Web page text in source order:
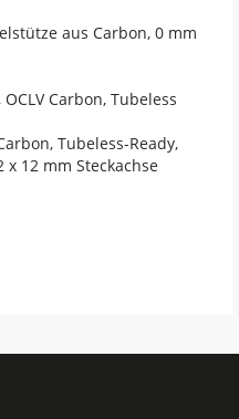
aus Carbon, 0 mm
Carbon, Tubeless
Tubeless-Ready,
12 mm Steckachse